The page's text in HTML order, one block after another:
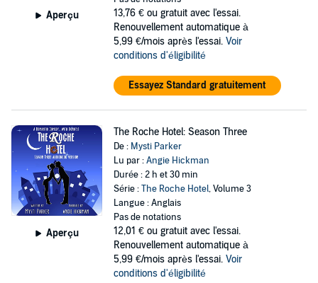
Aperçu 13,76 € ou gratuit avec l'essai.
Renouvellement automatique à
5,99 €/mois après l'essai. Voir
conditions d'éligibilité
Essayez Standard gratuitement
Aperçu
The Roche Hotel: Season Three
De : Mysti Parker
Lu par :Angie Hickman
Durée : 2 h et 30 min
Série :The Roche Hotel, Volume 3
Langue : Anglais
Pas de notations
12,01 € ou gratuit avec l'essai.
Renouvellement automatique à
5,99 €/mois après l'essai. Voir
conditions d'éligibilité